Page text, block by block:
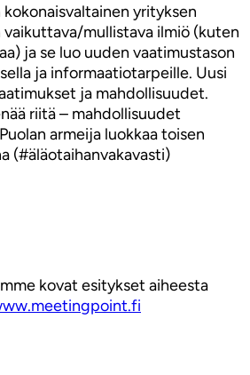
yrityksen
mullistava ilmiö (kuten
ja se luo uuden vaatimustason
ja informaatiotarpeille. Uusi
ja mahdollisuudet.
riitä – mahdollisuudet
armeija luokkaa toisen
(#äläotaihanvakavasti)
kovat esitykset aiheesta